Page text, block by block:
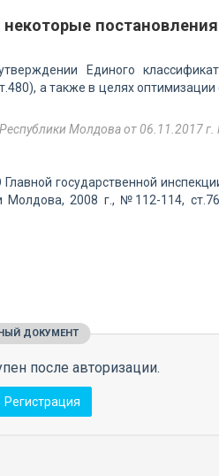
Единого
а также в целях оптимизации
Молдова от 06.11.2017
государственной
Молдова, 2008 г., №112-114,
ДОКУМЕНТ
после авторизации.
Регистрация